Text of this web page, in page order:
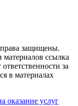
защищены.
ссылка
за
в материалах
оказание услуг